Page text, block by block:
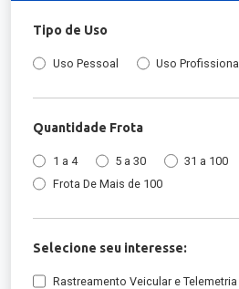
Tipo de Uso
Uso Pessoal Uso Profissional
Quantidade Frota
1 a 4 5 a 30
31 a 100
Frota De Mais de 100
Selecione seu interesse:
Rastreamento Veicular e Telemetria